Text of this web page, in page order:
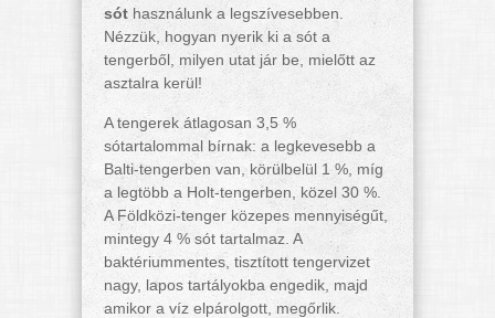
sót használunk a legszívesebben.
Nézzük, hogyan nyerik ki a sót a
tengerből, milyen utat jár be, mielőtt az
asztalra kerül!
A tengerek átlagosan 3,5 %
sótartalommal bírnak: a legkevesebb a
Balti-tengerben van, körülbelül 1 %, míg
a legtöbb a Holt-tengerben, közel 30 %.
A Földközi-tenger közepes mennyiségűt,
mintegy 4 % sót tartalmaz. A
baktériummentes, tisztított tengervizet
nagy, lapos tartályokba engedik, majd
amikor a víz elpárolgott, megőrlik.